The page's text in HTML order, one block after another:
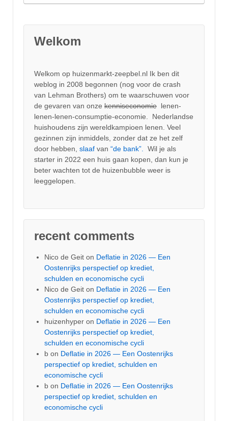
Welkom
Welkom op huizenmarkt-zeepbel.nl Ik ben dit
weblog in 2008 begonnen (nog voor de crash
van Lehman Brothers) om te waarschuwen voor
de gevaren van onze kenniseconomie lenen-
lenen-lenen-consumptie-economie. Nederlandse
huishoudens zijn wereldkampioen lenen. Veel
gezinnen zijn inmiddels, zonder dat ze het zelf
door hebben, slaaf van “de bank”. Wil je als
starter in 2022 een huis gaan kopen, dan kun je
beter wachten tot de huizenbubble weer is
leeggelopen.
recent comments
Nico de Geit on Deflatie in 2026 — Een
Oostenrijks perspectief op krediet,
schulden en economische cycli
Nico de Geit on Deflatie in 2026 — Een
Oostenrijks perspectief op krediet,
schulden en economische cycli
huizenhyper on Deflatie in 2026 — Een
Oostenrijks perspectief op krediet,
schulden en economische cycli
b on Deflatie in 2026 — Een Oostenrijks
perspectief op krediet, schulden en
economische cycli
b on Deflatie in 2026 — Een Oostenrijks
perspectief op krediet, schulden en
economische cycli